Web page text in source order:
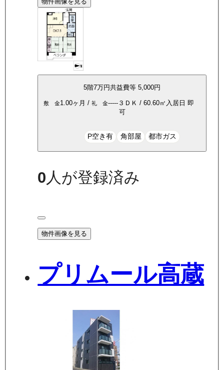
5階7万円共益費等 5,000円
敷 金1.00ヶ月 / 礼 金----- ３ＤＫ / 60.60㎡ 入居日 即
可
P空き有 角部屋 都市ガス
0 人が登録済み
物件画像を見る
プリムール高蔵